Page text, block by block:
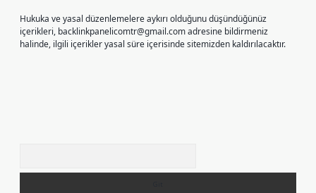
Hukuka ve yasal düzenlemelere aykırı olduğunu düşündüğünüz
içerikleri, backlinkpanelicomtr@gmail.comadresine bildirmeniz
halinde, ilgili içerikler yasal süre içerisinde sitemizden kaldırılacaktır.